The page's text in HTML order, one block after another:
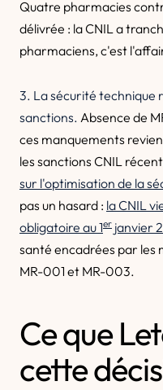
Quatre pharmacies
délivrée : la CNIL a
pharmaciens, c'est
3. La sécurité technique
sanctions. Absence de
ces manquements
les sanctions CNIL
sur l'optimisation de la
pas un hasard : la CNIL
obligatoire au 1er janvier
santé encadrées par les
MR-001 et MR-003.
Ce que
cette